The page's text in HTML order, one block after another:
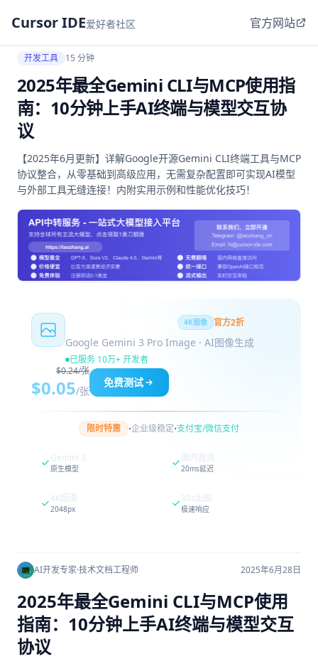
Cursor IDE爱好者社区 官方网站
开发工具 15 分钟
2025年最全Gemini CLI与MCP使用指
南：10分钟上手AI终端与模型交互协
议
【2025年6月更新】详解Google开源Gemini CLI终端工具与MCP
协议整合，从零基础到高级应用，无需复杂配置即可实现AI模型
与外部工具无缝连接！内附实用示例和性能优化技巧！
4K图像 官方2折
Google Gemini 3 Pro Image · AI图像生成
已服务 10万+ 开发者
$0.24/张
$0.05/张
免费测试
限时特惠 ·企业级稳定·支付宝/微信支付
Gemini 3
原生模型
国内直连
20ms延迟
4K超清
2048px
30s出图
极速响应
AI开发专家·技术文档工程师 2025年6月28日
2025年最全Gemini CLI与MCP使用
指南：10分钟上手AI终端与模型交互
协议